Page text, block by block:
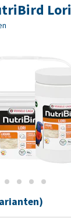
Lori